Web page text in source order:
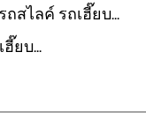
ถสไลค์ รถเฮี๊ยบ...
ยบ...